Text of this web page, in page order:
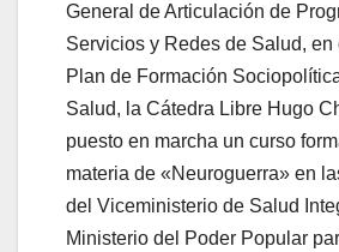
General de Articulación de
Servicios y Redes de Salud, en
Plan de Formación
Salud, la Cátedra Libre Hugo
puesto en marcha un curso
materia de «Neuroguerra» en
del Viceministerio de Salud
Ministerio del Poder Popular